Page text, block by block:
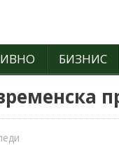
БИЗНИС